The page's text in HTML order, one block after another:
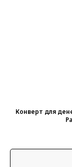
Конверт для